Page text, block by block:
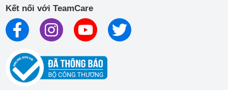
Kết nối với TeamCare